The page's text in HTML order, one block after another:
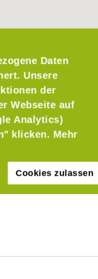
Daten
Unsere
der
Webseite auf
Analytics)
klicken. Mehr
Cookies zulassen